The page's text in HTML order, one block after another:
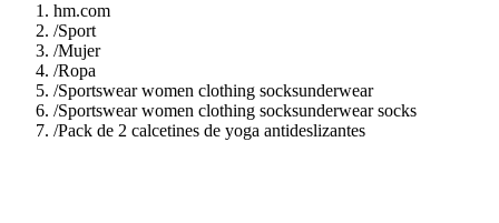
hm.com
/Sport
/Mujer
/Ropa
/Sportswear women clothing socksunderwear
/Sportswear women clothing socksunderwear socks
/Pack de 2 calcetines de yoga antideslizantes